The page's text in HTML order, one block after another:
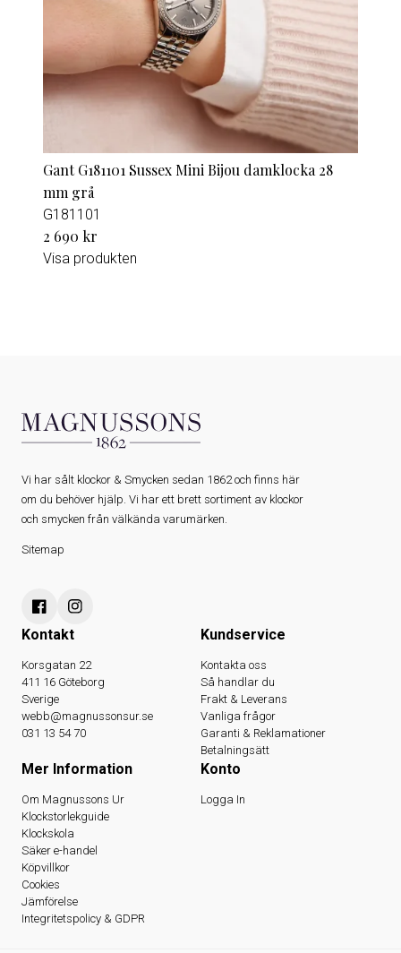
Gant G181101 Sussex Mini Bijou damklocka 28
mm grå
G181101
2 690 kr
Visa produkten
Vi har sålt klockor & Smycken sedan 1862 och finns här
om du behöver hjälp. Vi har ett brett sortiment av klockor
och smycken från välkända varumärken.
Sitemap
Kontakt
Korsgatan 22
411 16 Göteborg
Sverige
webb@magnussonsur.se
031 13 54 70
Kundservice
Kontakta oss
Så handlar du
Frakt & Leverans
Vanliga frågor
Garanti & Reklamationer
Betalningsätt
Mer Information
Om Magnussons Ur
Klockstorlekguide
Klockskola
Säker e-handel
Köpvillkor
Cookies
Jämförelse
Integritetspolicy & GDPR
Konto
Logga In